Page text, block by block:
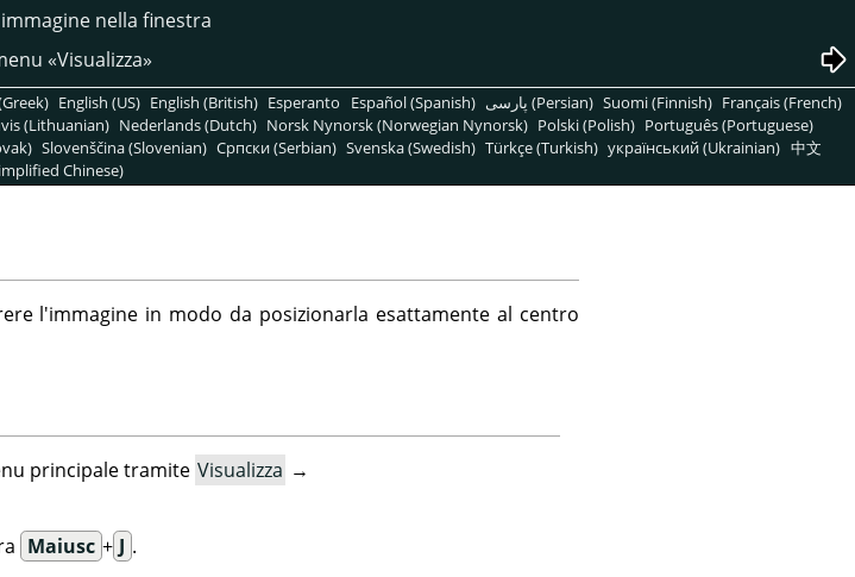
nella finestra
«Visualizza»
English (US) English (British) Esperanto Español (Spanish) پارسی (Persian) Suomi (Finnish) Français (French)
(Lithuanian) Nederlands (Dutch) Norsk Nynorsk (Norwegian Nynorsk) Polski (Polish) Português (Portuguese)
Slovenščina (Slovenian) Српски (Serbian) Svenska (Swedish) Türkçe (Turkish) український (Ukrainian) 中文
Chinese)
l'immagine in modo da posizionarla esattamente al centro
principale tramite Visualizza →
Maiusc + J .